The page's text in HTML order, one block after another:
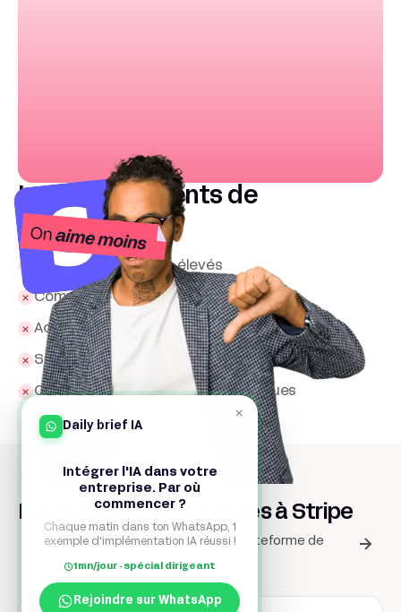
Les inconvénients de
Stripe
Frais de transaction élevés
Complexité pour usage basique
Account holds possibles
Support parfois lent
Certaines restrictions géographiques
Les meilleurs alternatives à Stripe
Les meilleurs outils pour Créer une plateforme de
×
Daily brief IA
Intégrer l'IA dans votre
entreprise. Par où
commencer ?
Chaque matin dans ton WhatsApp, 1
exemple d'implémentation IA réussi !
1mn/jour · spécial dirigeant
Rejoindre sur WhatsApp